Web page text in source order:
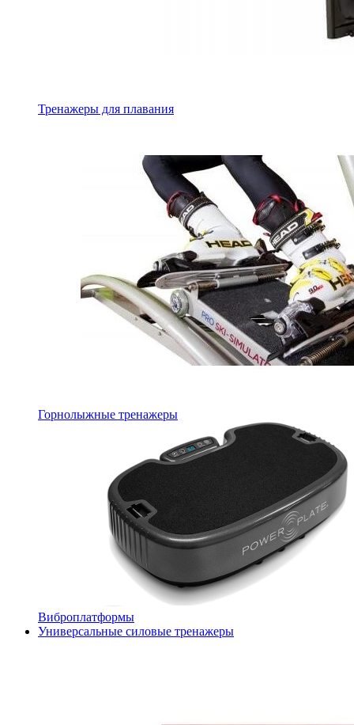
Тренажеры для плавания
Горнолыжные тренажеры
Виброплатформы
Универсальные силовые тренажеры